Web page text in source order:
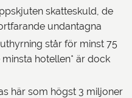
skatteskuld, de
undantagna
står för minst 75
hotellen* är dock
här som högst 3 miljoner